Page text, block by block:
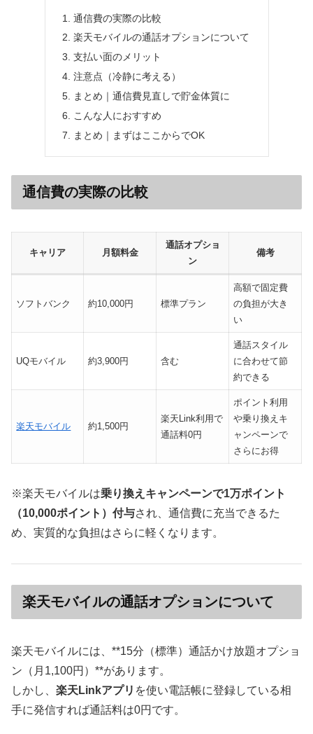
通信費の実際の比較
楽天モバイルの通話オプションについて
支払い面のメリット
注意点（冷静に考える）
まとめ｜通信費見直しで貯金体質に
こんな人におすすめ
まとめ｜まずはここからでOK
通信費の実際の比較
キャリア 月額料金
通話オプショ
ン
備考
ソフトバンク 約10,000円 標準プラン
高額で固定費
の負担が大き
い
UQモバイル 約3,900円 含む
通話スタイル
に合わせて節
約できる
楽天モバイル 約1,500円
楽天Link利用で
通話料0円
ポイント利用
や乗り換えキ
ャンペーンで
さらにお得
※楽天モバイルは乗り換えキャンペーンで1万ポイント
（10,000ポイント）付与され、通信費に充当できるた
め、実質的な負担はさらに軽くなります。
楽天モバイルの通話オプションについて
楽天モバイルには、**15分（標準）通話かけ放題オプショ
ン（月1,100円）**があります。
しかし、 楽天Linkアプリ を使い電話帳に登録している相
手に発信すれば通話料は0円です。